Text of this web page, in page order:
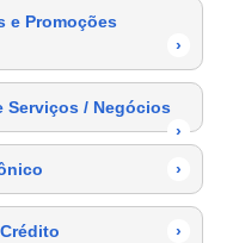
e Promoções
›
Serviços / Negócios
›
›
›